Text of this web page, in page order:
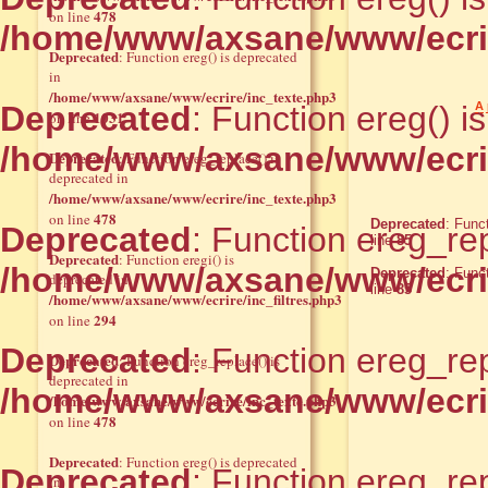
/home/www/axsane/www/
Deprecated: Function ereg()
/home/www/axsane/www/
Deprecated: Function
/home/www/axsane/www/
Deprecated: Function
/home/www/axsane/www/
A
Deprecated :
line85
Deprecated :
line85
on line478
Deprecated: Function ereg() is deprecated
in
/home/www/axsane/www/ecrire/inc_texte.php3
on line1031
Deprecated: Function ereg_replace() is
deprecated in
/home/www/axsane/www/ecrire/inc_texte.php3
on line478
Deprecated: Function eregi() is
deprecated in
/home/www/axsane/www/ecrire/inc_filtres.php3
on line294
Deprecated: Function ereg_replace() is
deprecated in
/home/www/axsane/www/ecrire/inc_texte.php3
on line478
Deprecated: Function ereg() is deprecated
in